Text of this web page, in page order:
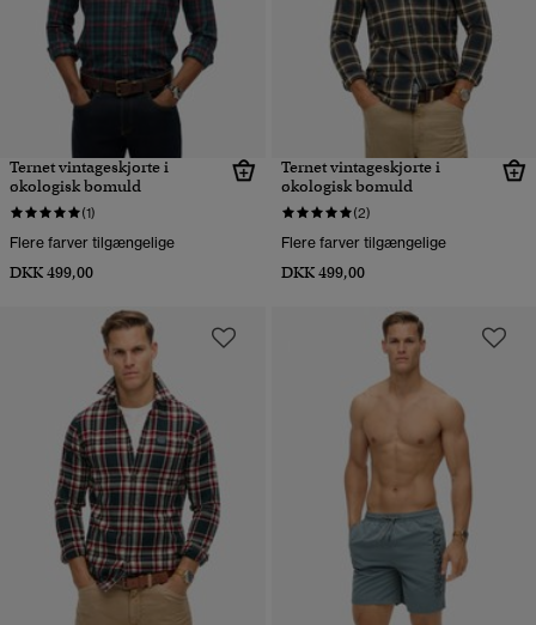
Ternet vintageskjorte i
økologisk bomuld
(1)
Flere farver tilgængelige
DKK 499,00
Ternet vintageskjorte i
økologisk bomuld
(2)
Flere farver tilgængelige
DKK 499,00